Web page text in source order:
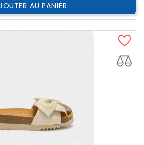
AU PANIER